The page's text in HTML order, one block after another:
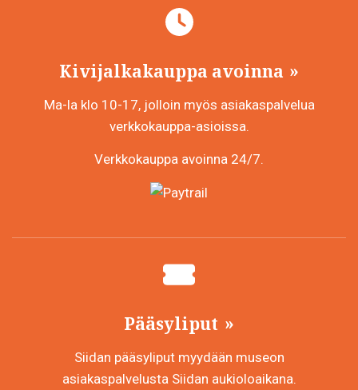
valinnat
tuotteen
Kivijalkakauppa avoinna
Ma-la klo 10-17, jolloin myös asiakaspalvelua
verkkokauppa-asioissa.
Verkkokauppa avoinna 24/7.
Pääsyliput
Siidan pääsyliput myydään museon
asiakaspalvelusta Siidan aukioloaikana.